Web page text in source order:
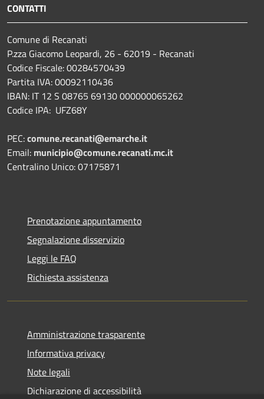
CONTATTI
Comune di Recanati
P.zza Giacomo Leopardi, 26 - 62019 - Recanati
Codice Fiscale: 00284570439
Partita IVA: 00092110436
IBAN: IT 12 S 08765 69130 000000065262
Codice IPA: UFZ68Y
PEC:comune.recanati@emarche.it
Email: municipio@comune.recanati.mc.it
Centralino Unico: 07175871
Prenotazione appuntamento
Segnalazione disservizio
Leggi le FAQ
Richiesta assistenza
Amministrazione trasparente
Informativa privacy
Note legali
Dichiarazione di accessibilità